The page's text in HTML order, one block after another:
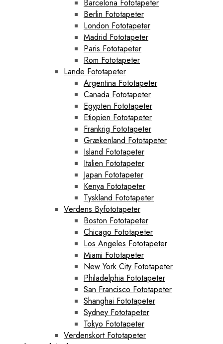
Barcelona Fototapeter
Berlin Fototapeter
London Fototapeter
Madrid Fototapeter
Paris Fototapeter
Rom Fototapeter
Lande Fototapeter
Argentina Fototapeter
Canada Fototapeter
Egypten Fototapeter
Etiopien Fototapeter
Frankrig Fototapeter
Grækenland Fototapeter
Island Fototapeter
Italien Fototapeter
Japan Fototapeter
Kenya Fototapeter
Tyskland Fototapeter
Verdens Byfototapeter
Boston Fototapeter
Chicago Fototapeter
Los Angeles Fototapeter
Miami Fototapeter
New York City Fototapeter
Philadelphia Fototapeter
San Francisco Fototapeter
Shanghai Fototapeter
Sydney Fototapeter
Tokyo Fototapeter
Verdenskort Fototapeter